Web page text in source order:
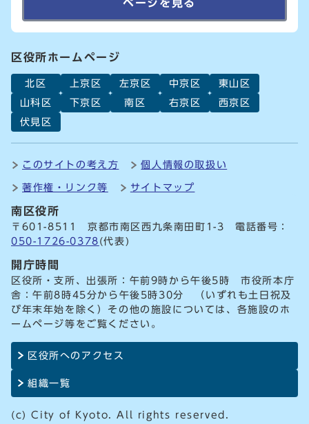
ページを見る
区役所ホームページ
北区 上京区 左京区 中京区
東山区
山科区
下京区 南区 右京区
西京区
伏見区
このサイトの考え方 個人情報の取扱い
著作権・リンク等 サイトマップ
南区役所
〒601-8511 京都市南区西九条南田町1-3 電話番号：
050-1726-0378 (代表)
開庁時間
区役所・支所、出張所：午前9時から午後5時 市役所本庁
舎：午前8時45分から午後5時30分 （いずれも土日祝及
び年末年始を除く）その他の施設については、各施設のホ
ームページ等をご覧ください。
区役所へのアクセス
組織一覧
(c) City of Kyoto. All rights reserved.